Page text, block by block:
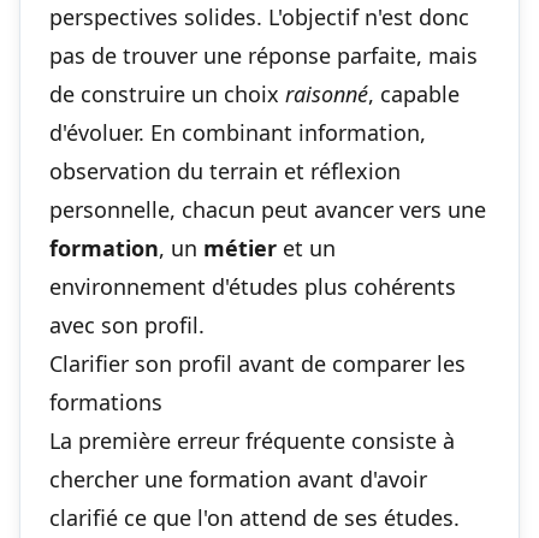
perspectives solides. L'objectif n'est donc
pas de trouver une réponse parfaite, mais
de construire un choix raisonné, capable
d'évoluer. En combinant information,
observation du terrain et réflexion
personnelle, chacun peut avancer vers une
formation, un métier et un
environnement d'études plus cohérents
avec son profil.
Clarifier son profil avant de comparer les
formations
La première erreur fréquente consiste à
chercher une formation avant d'avoir
clarifié ce que l'on attend de ses études.